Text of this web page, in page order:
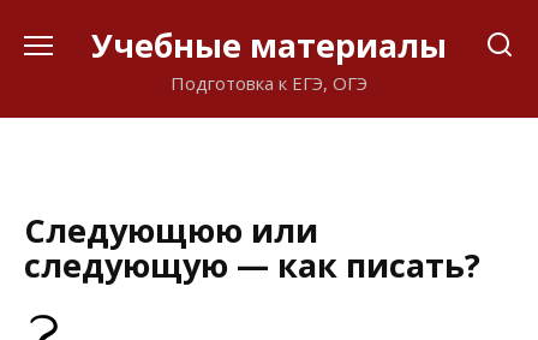
Учебные материалы
Подготовка к ЕГЭ, ОГЭ
Следующюю или
следующую — как писать?